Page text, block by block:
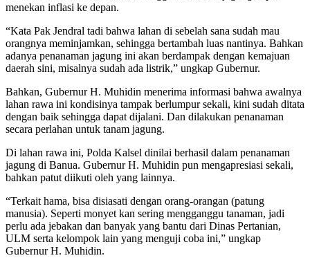
menekan inflasi ke depan.
“Kata Pak Jendral tadi bahwa lahan di sebelah sana sudah mau
orangnya meminjamkan, sehingga bertambah luas nantinya. Bahkan
adanya penanaman jagung ini akan berdampak dengan kemajuan
daerah sini, misalnya sudah ada listrik,” ungkap Gubernur.
Bahkan, Gubernur H. Muhidin menerima informasi bahwa awalnya
lahan rawa ini kondisinya tampak berlumpur sekali, kini sudah ditata
dengan baik sehingga dapat dijalani. Dan dilakukan penanaman
secara perlahan untuk tanam jagung.
Di lahan rawa ini, Polda Kalsel dinilai berhasil dalam penanaman
jagung di Banua. Gubernur H. Muhidin pun mengapresiasi sekali,
bahkan patut diikuti oleh yang lainnya.
“Terkait hama, bisa disiasati dengan orang-orangan (patung
manusia). Seperti monyet kan sering mengganggu tanaman, jadi
perlu ada jebakan dan banyak yang bantu dari Dinas Pertanian,
ULM serta kelompok lain yang menguji coba ini,” ungkap
Gubernur H. Muhidin.